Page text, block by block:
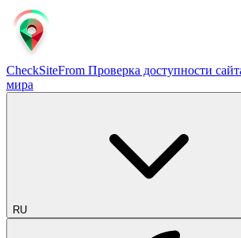
CheckSiteFrom Проверка доступности
мира
RU